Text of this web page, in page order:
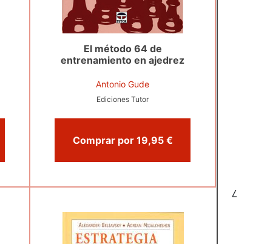
7
El método 64 de
entrenamiento en ajedrez
Antonio Gude
Ediciones Tutor
Comprar por 19,95 €